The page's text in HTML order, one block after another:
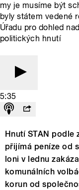
my je musíme být
byly státem vedené
Úřadu pro dohled
politických hnutí
5:35
Hnutí STAN
přijímá peníze od
loni v lednu
komunálních
korun od